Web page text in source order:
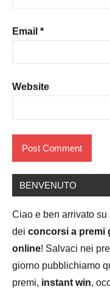
Email *
Website
BENVENUTO
Ciao e ben arrivato
dei concorsi a premi
online! Salvaci nei
giorno pubblichiamo
premi, instant win,